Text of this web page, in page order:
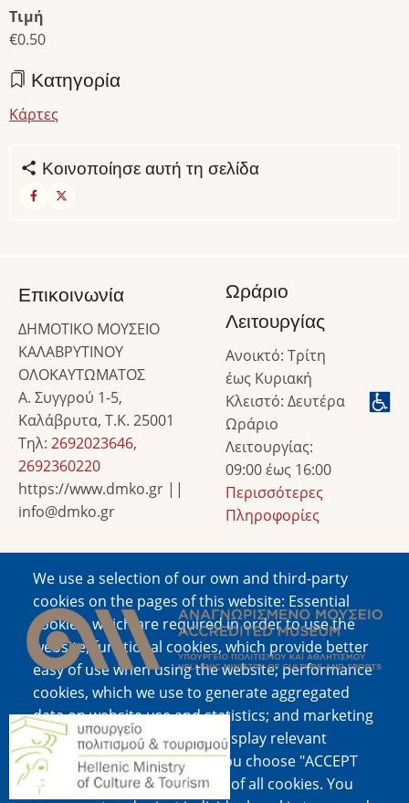
Τιμή
€0.50
Κατηγορία
Κάρτες
Κοινοποίησε αυτή τη σελίδα
We use a selection of our own and third-party
cookies on the pages of this website: Essential
cookies, which are required in order to use the
website; functional cookies, which provide better
easy of use when using the website; performance
cookies, which we use to generate aggregated
data on website use and statistics; and marketing
cookies, which are used to display relevant
content and advertising. If you choose "ACCEPT
ALL", you consent to the use of all cookies. You
Επικοινωνία
ΔΗΜΟΤΙΚΟ ΜΟΥΣΕΙΟ
ΚΑΛΑΒΡΥΤΙΝΟΥ
ΟΛΟΚΑΥΤΩΜΑΤΟΣ
Α. Συγγρού 1-5,
Καλάβρυτα, Τ.Κ. 25001
Τηλ: 2692023646,
2692360220
https://www.dmko.gr ||
info@dmko.gr
Ωράριο
Λειτουργίας
Ανοικτό: Τρίτη
έως Κυριακή
Κλειστό: Δευτέρα
Ωράριο
Λειτουργίας:
09:00 έως 16:00
Περισσότερες
Πληροφορίες
Image
Image